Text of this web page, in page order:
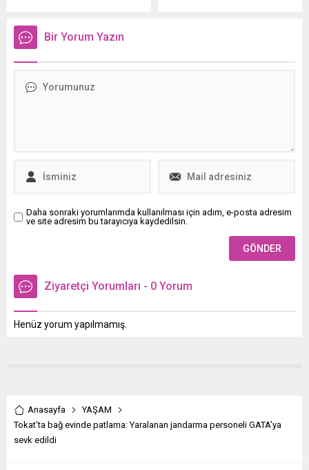
Bir Yorum Yazın
Daha sonraki yorumlarımda kullanılması için adım, e-posta adresim
ve site adresim bu tarayıcıya kaydedilsin.
Ziyaretçi Yorumları - 0 Yorum
Henüz yorum yapılmamış.
Anasayfa
YAŞAM
Tokat’ta bağ evinde patlama: Yaralanan jandarma personeli GATA’ya
sevk edildi